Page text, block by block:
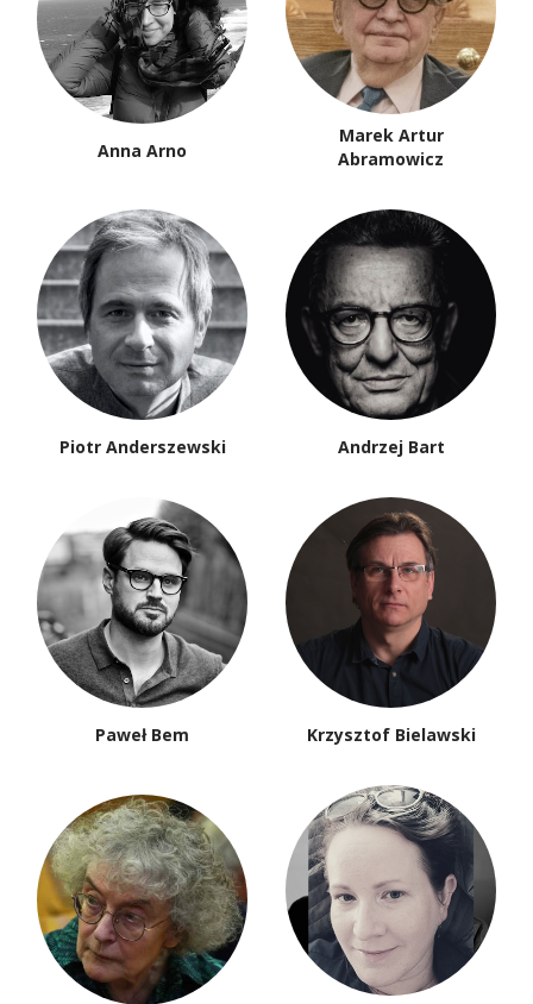
Anna Arno
Marek Artur
Abramowicz
Piotr Anderszewski Andrzej Bart
Paweł Bem Krzysztof Bielawski